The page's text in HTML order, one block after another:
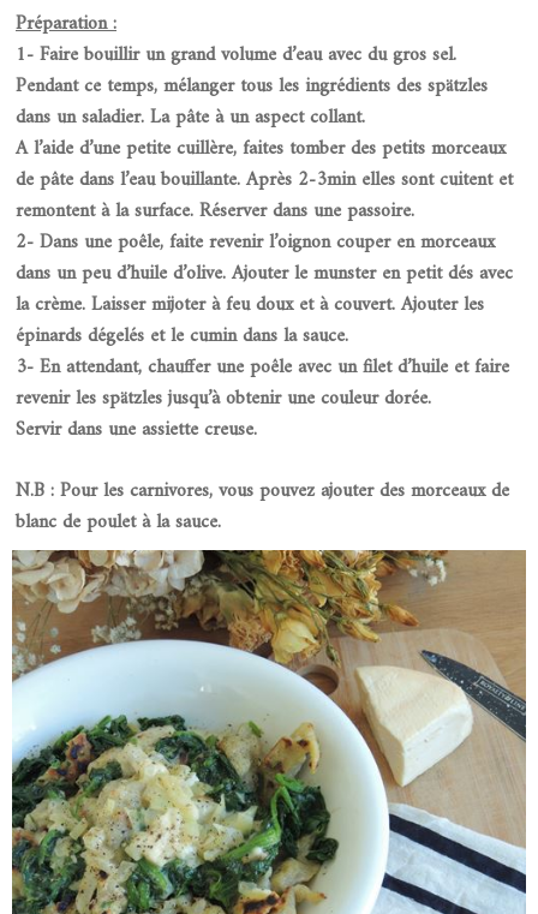
Préparation :
1- Faire bouillir un grand volume d’eau avec du gros sel.
Pendant ce temps, mélanger tous les ingrédients des spätzles
dans un saladier. La pâte à un aspect collant.
A l’aide d’une petite cuillère, faites tomber des petits morceaux
de pâte dans l’eau bouillante. Après 2-3min elles sont cuitent et
remontent à la surface. Réserver dans une passoire.
2- Dans une poêle, faite revenir l’oignon couper en morceaux
dans un peu d’huile d’olive. Ajouter le munster en petit dés avec
la crème. Laisser mijoter à feu doux et à couvert. Ajouter les
épinards dégelés et le cumin dans la sauce.
3- En attendant, chauffer une poêle avec un filet d’huile et faire
revenir les spätzles jusqu’à obtenir une couleur dorée.
Servir dans une assiette creuse.
N.B : Pour les carnivores, vous pouvez ajouter des morceaux de
blanc de poulet à la sauce.